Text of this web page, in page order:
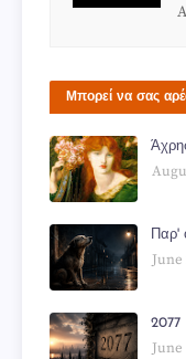
Μπορεί να σας
Παρ'
June
2077
June